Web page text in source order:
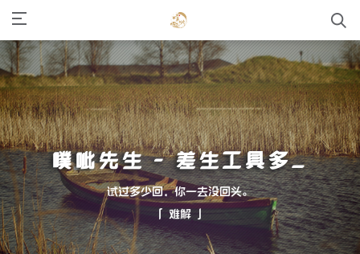
噗呲先生 - 差生工具多
试过多少回，你一去没回头。
「 难解 」